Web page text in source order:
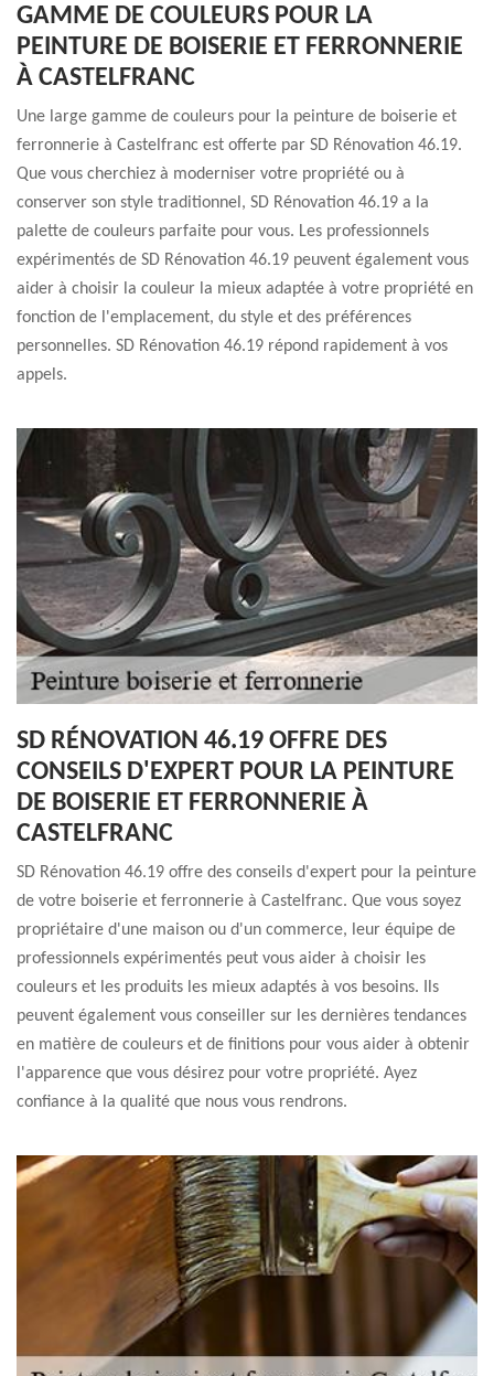
GAMME DE COULEURS POUR LA
PEINTURE DE BOISERIE ET FERRONNERIE
À CASTELFRANC
Une large gamme de couleurs pour la peinture de boiserie et
ferronnerie à Castelfranc est offerte par SD Rénovation 46.19.
Que vous cherchiez à moderniser votre propriété ou à
conserver son style traditionnel, SD Rénovation 46.19 a la
palette de couleurs parfaite pour vous. Les professionnels
expérimentés de SD Rénovation 46.19 peuvent également vous
aider à choisir la couleur la mieux adaptée à votre propriété en
fonction de l'emplacement, du style et des préférences
personnelles. SD Rénovation 46.19 répond rapidement à vos
appels.
SD RÉNOVATION 46.19 OFFRE DES
CONSEILS D'EXPERT POUR LA PEINTURE
DE BOISERIE ET FERRONNERIE À
CASTELFRANC
SD Rénovation 46.19 offre des conseils d'expert pour la peinture
de votre boiserie et ferronnerie à Castelfranc. Que vous soyez
propriétaire d'une maison ou d'un commerce, leur équipe de
professionnels expérimentés peut vous aider à choisir les
couleurs et les produits les mieux adaptés à vos besoins. Ils
peuvent également vous conseiller sur les dernières tendances
en matière de couleurs et de finitions pour vous aider à obtenir
l'apparence que vous désirez pour votre propriété. Ayez
confiance à la qualité que nous vous rendrons.